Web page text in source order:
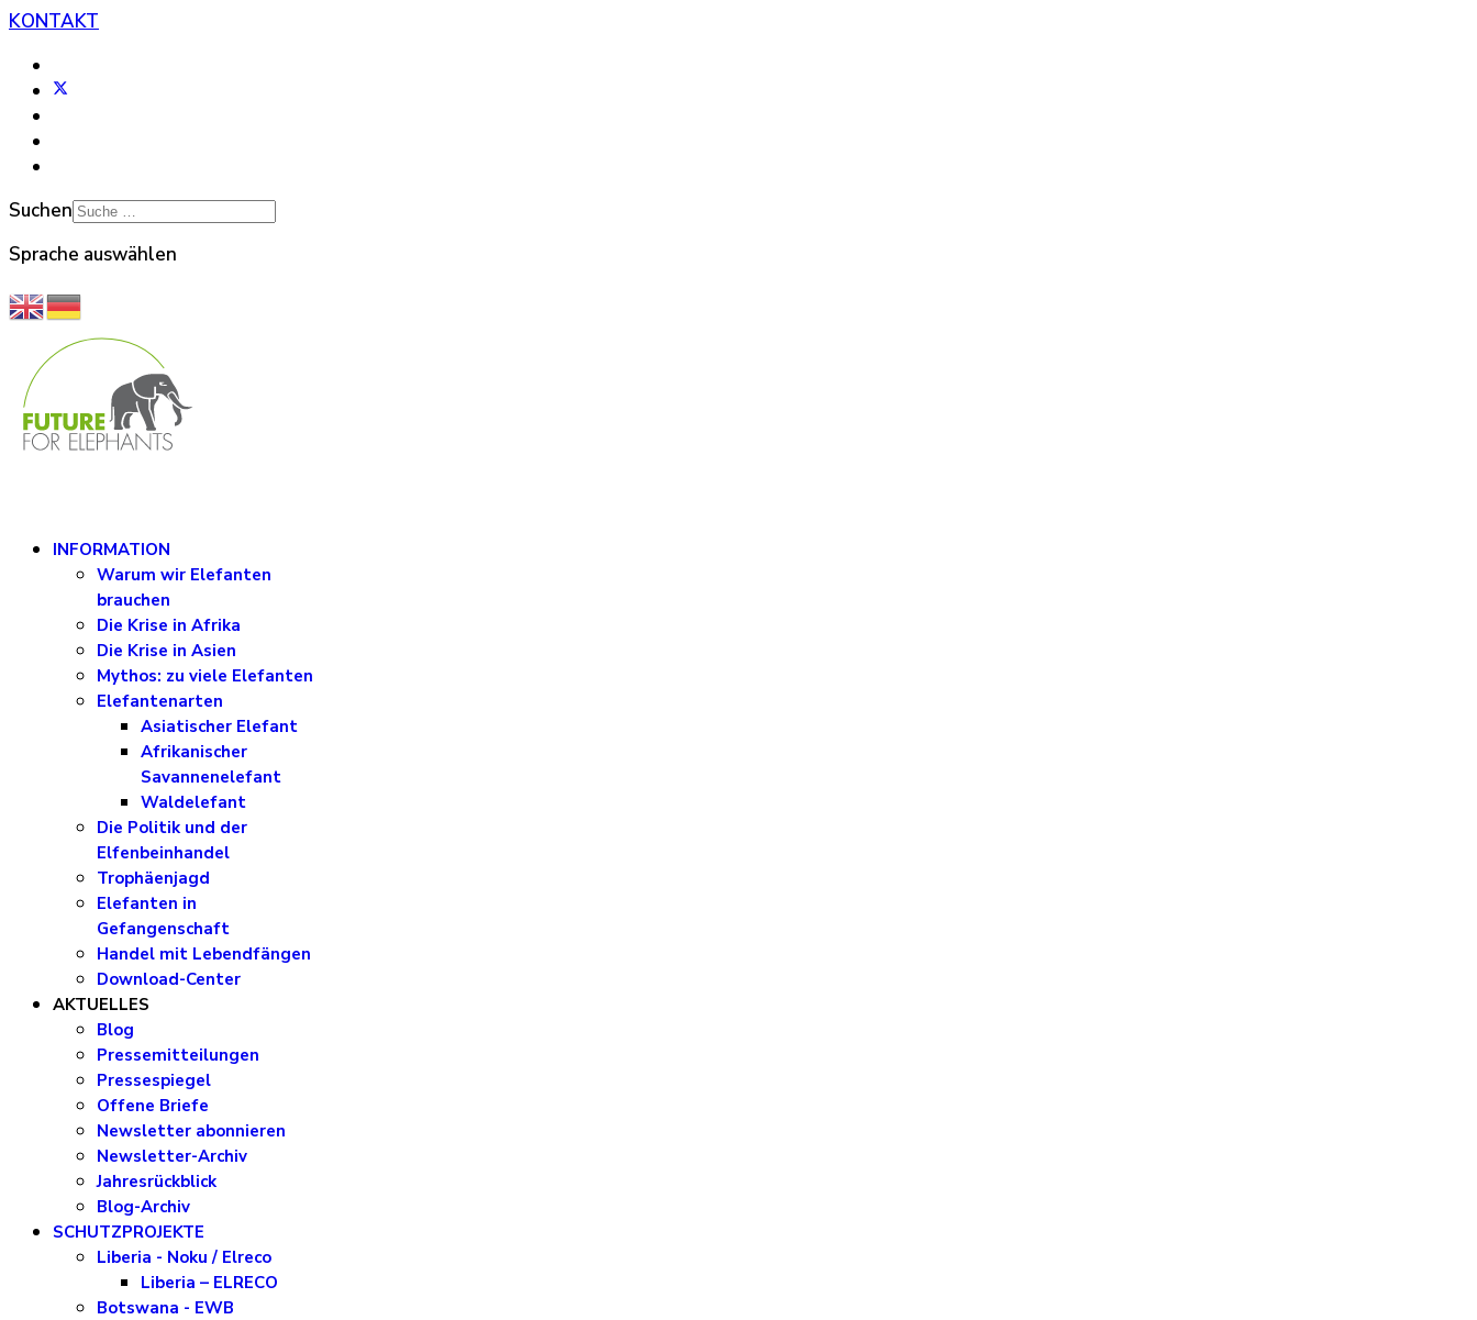
KONTAKT
Suchen
Sprache auswählen
INFORMATION
Warum wir Elefanten
brauchen
Die Krise in Afrika
Die Krise in Asien
Mythos: zu viele Elefanten
Elefantenarten
Asiatischer Elefant
Afrikanischer
Savannenelefant
Waldelefant
Die Politik und der
Elfenbeinhandel
Trophäenjagd
Elefanten in
Gefangenschaft
Handel mit Lebendfängen
Download-Center
AKTUELLES
Blog
Pressemitteilungen
Pressespiegel
Offene Briefe
Newsletter abonnieren
Newsletter-Archiv
Jahresrückblick
Blog-Archiv
SCHUTZPROJEKTE
Liberia - Noku / Elreco
Liberia – ELRECO
Botswana - EWB